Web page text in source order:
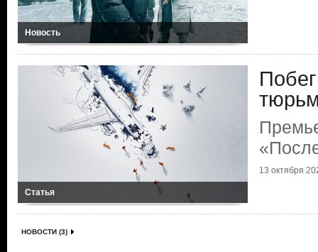
Новость
Статья
13 октября
НОВОСТИ (3)